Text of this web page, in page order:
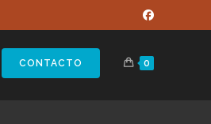
CONTACTO 0